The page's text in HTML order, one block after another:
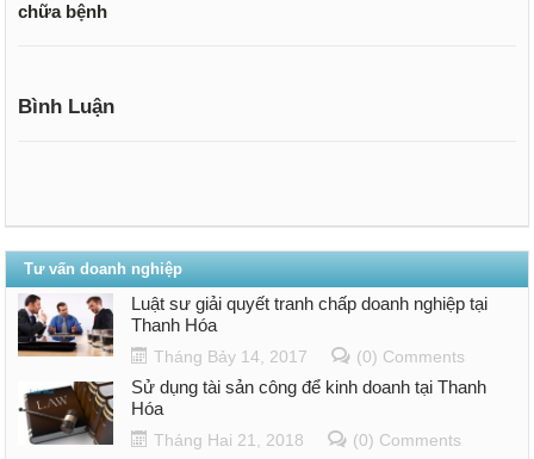
chữa bệnh
Bình Luận
Tư vấn doanh nghiệp
Luật sư giải quyết tranh chấp doanh nghiệp tại
Thanh Hóa
Tháng Bảy 14, 2017 (0) Comments
Sử dụng tài sản công để kinh doanh tại Thanh
Hóa
Tháng Hai 21, 2018 (0) Comments